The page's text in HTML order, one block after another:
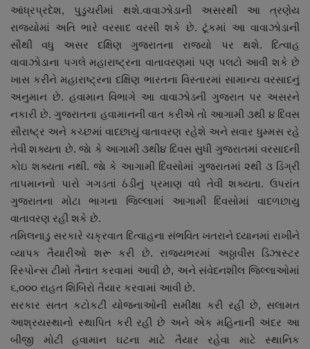
ગુનાખોરી
બોલિવૂડ
સ્વાસ્થ્ય
આંધ્રપ્રદેશ, પુડુચરીમાં થશે.વાવાઝોડાની અસરથી આ ત્રણેય
રાજયોમાં અતિ ભારે વરસાદ વરસી શકે છે. ટૂંકમાં આ વાવાઝોડાની
સૌથી વધુ અસર દક્ષિણ ગુજરાતના રાજ્યો પર થશે. દિત્વાહ
વાવાઝોડાના પગલે મહારાષ્ટ્રના વાતાવરણમાં પણ પલટો આવી શકે છે
ખાસ કરીને મહારાષ્ટ્રના દક્ષિણ ભારતના વિસ્તારમાં સામાન્ય વરસાદનું
અનુમાન છે. હવામાન વિભાગે આ વાવાઝોડની ગુજરાત પર અસરને
નકારી છે. ગુજરાતના હવામાનની વાત કરીએ તો આગામી ૩થી ૪ દિવસ
સૌરાષ્ટ્ર અને કચ્છમાં વાદછાયું વાતાવરણ રહેશે અને સવાર ધુમ્મસ રહે
તેવી શક્યતા છે. જાે કે આગામી ૩થી૪ દિવસ સુધી ગુજરાતમાં વરસાદની
કોઇ શક્યતા નથી. જાે કે આગામી દિવસોમાં ગુજરાતમાં ૨થી ૩ ડિગ્રી
તાપમાનનો પારો ગગડતાં ઠંડીનું પ્રમાણ વધે તેવી શક્યતા. ઉપરાંત
ગુજરાતના મોટા ભાગના જિલ્લામાં આગામી દિવસોમાં વાદળછાયુ
વાતાવરણ રહી શકે છે.
તમિલનાડુ સરકારે ચક્રવાત દિત્વાહના સંભવિત ખતરાને ધ્યાનમાં રાખીને
વ્યાપક તૈયારીઓ શરૂ કરી છે. રાજ્યભરમાં અઠ્ઠાવીસ ડિઝાસ્ટર
રિસ્પોન્સ ટીમો તૈનાત કરવામાં આવી છે, અને સંવેદનશીલ જિલ્લાઓમાં
૬,૦૦૦ રાહત શિબિરો તૈયાર કરવામાં આવી છે.
સરકાર સતત કટોકટી યોજનાઓની સમીક્ષા કરી રહી છે, સલામત
આશ્રયસ્થાનો સ્થાપિત કરી રહી છે અને એક મહિનાની અંદર આ
બીજી મોટી હવામાન ઘટના માટે તૈયાર રહેવા માટે સ્થાનિક